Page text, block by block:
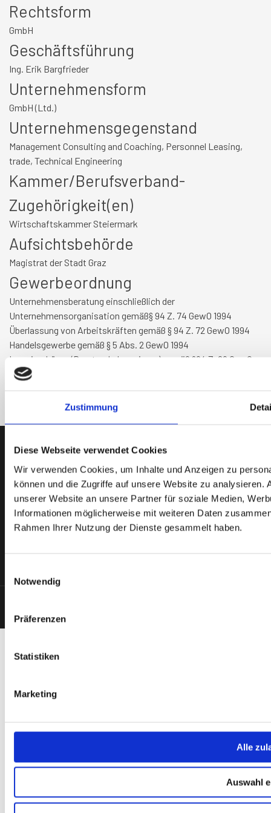
Zustimmung
Diese Webseite verwendet Cookies
Wir verwenden Cookies, um Inhalte und Anzeigen zu
können und die Zugriffe auf unsere Website zu
unserer Website an unsere Partner für soziale Medien,
Informationen möglicherweise mit weiteren Daten
Rahmen Ihrer Nutzung der Dienste gesammelt haben.
Notwendig
Präferenzen
Statistiken
Marketing
Alle
Auswahl
Rechtsform
GmbH
Geschäftsführung
Ing. Erik Bargfrieder
Unternehmensform
GmbH (Ltd.)
Unternehmensgegenstand
Management Consulting and Coaching, Personnel Leasing,
trade, Technical Engineering
Kammer/Berufsverband-
Zugehörigkeit(en)
Wirtschaftskammer Steiermark
Aufsichtsbehörde
Magistrat der Stadt Graz
Gewerbeordnung
Unternehmensberatung einschließlich der
Unternehmensorganisation gemäß§ 94 Z. 74 GewO 1994
Überlassung von Arbeitskräften gemäß § 94 Z. 72 GewO 1994
Handelsgewerbe gemäß § 5 Abs. 2 Gew0 1994
Ingenieurbüros (Beratende Ingenieure) gemäß §94 Z. 69 GewO
1994 auf dem Fachgebiet Maschinenbau